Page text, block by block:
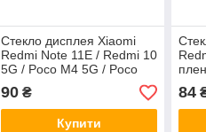
Стекло дисплея Xiaomi
Redmi Note 11E / Redmi 10
5G / Poco M4 5G / Poco
олеофобным покрытием,
G+OCA Pro
90₴
Купити
84